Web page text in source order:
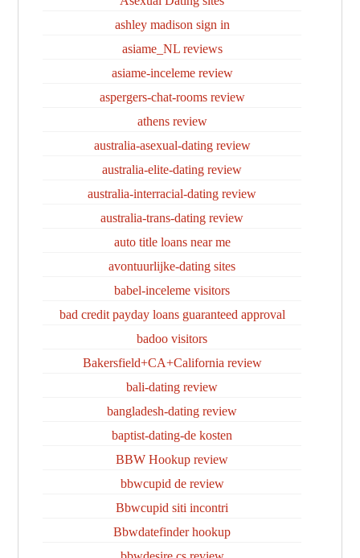
ashley madison sign in
asiame_NL reviews
asiame-inceleme review
aspergers-chat-rooms review
athens review
australia-asexual-dating review
australia-elite-dating review
australia-interracial-dating review
australia-trans-dating review
auto title loans near me
avontuurlijke-dating sites
babel-inceleme visitors
bad credit payday loans guaranteed approval
badoo visitors
Bakersfield+CA+California review
bali-dating review
bangladesh-dating review
baptist-dating-de kosten
BBW Hookup review
bbwcupid de review
Bbwcupid siti incontri
Bbwdatefinder hookup